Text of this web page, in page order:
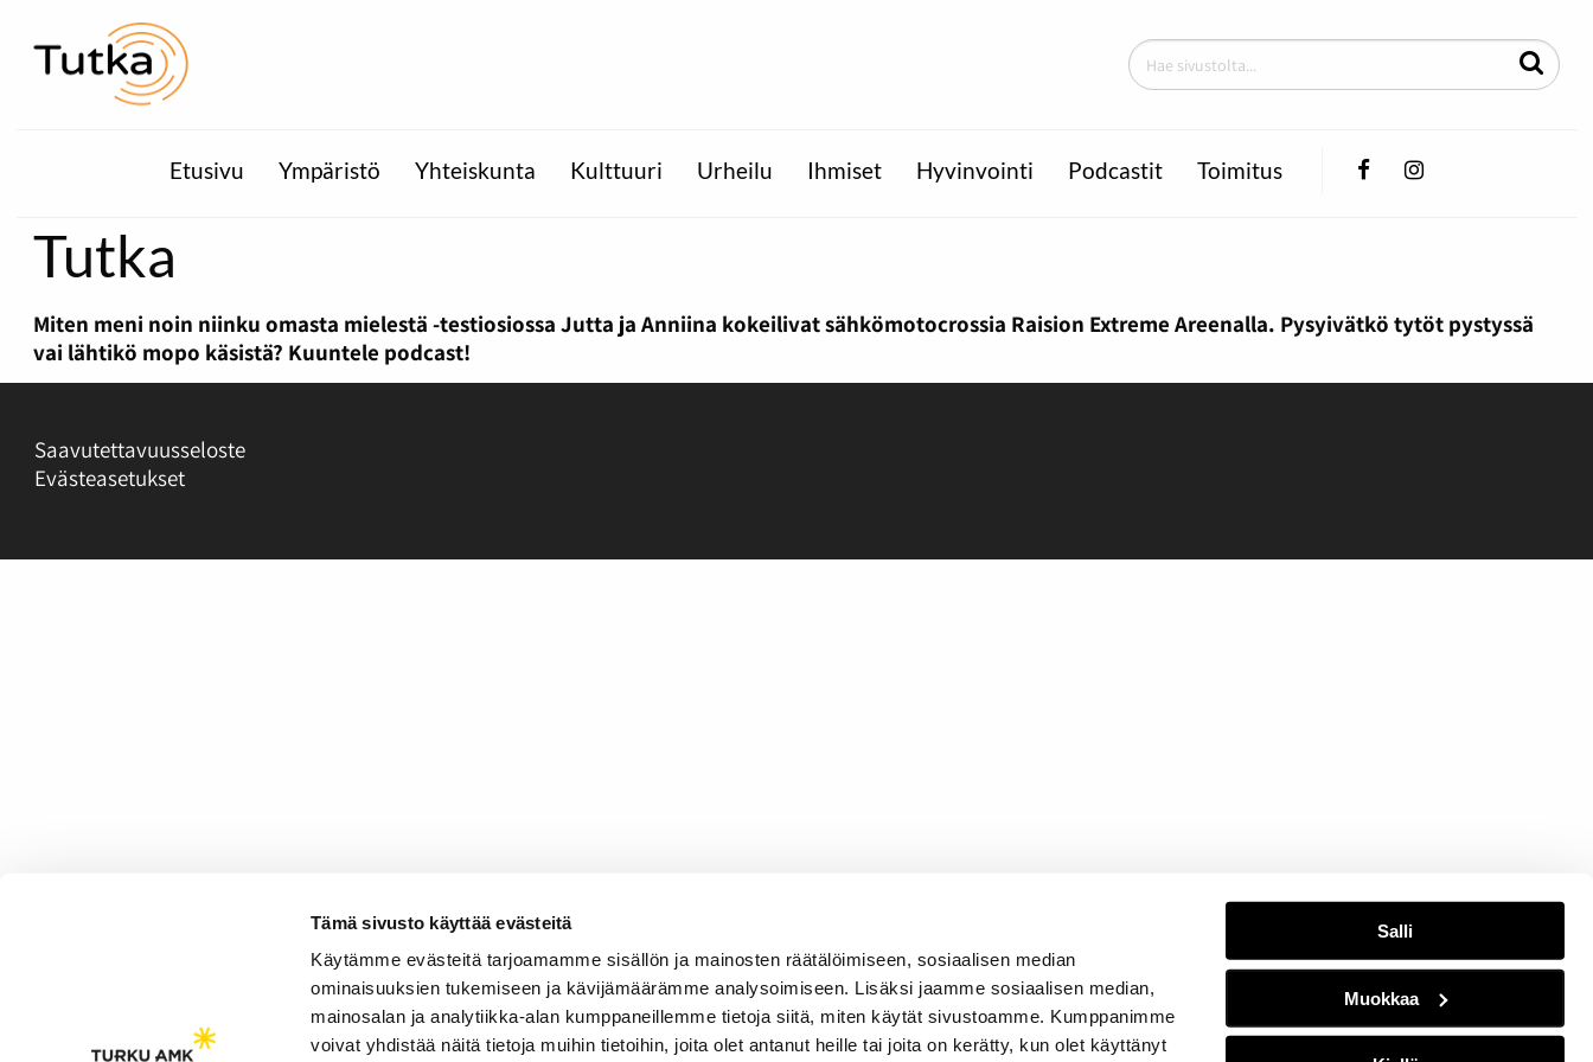
Tämä sivusto käyttää evästeitä
Käytämme evästeitä tarjoamamme sisällön ja mainosten räätälöimiseen, sosiaalisen median
ominaisuuksien tukemiseen ja kävijämäärämme analysoimiseen. Lisäksi jaamme sosiaalisen median,
mainosalan ja analytiikka-alan kumppaneillemme tietoja siitä, miten käytät sivustoamme. Kumppanimme
voivat yhdistää näitä tietoja muihin tietoihin, joita olet antanut heille tai joita on kerätty, kun olet käyttänyt
Salli
Muokkaa
Etusivu Ympäristö Yhteiskunta Kulttuuri Urheilu Ihmiset Hyvinvointi Podcastit Toimitus FacebookInstagram
Tutka
Miten meni noin niinku omasta mielestä -testiosiossa Jutta ja Anniina kokeilivat sähkömotocrossia Raision Extreme Areenalla. Pysyivätkö tytöt pystyssä
vai lähtikö mopo käsistä? Kuuntele podcast!
Saavutettavuusseloste
Evästeasetukset